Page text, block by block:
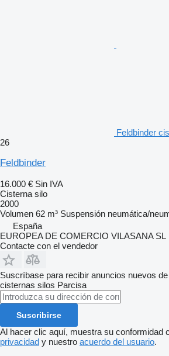
Feldbinder
26
Feldbinder
16.000 € Sin IVA
Cisterna silo
2000
Volumen 62 m³ Suspensión neumática/
España
EUROPEA DE COMERCIO VILASANA SL
Contacte con el vendedor
Suscríbase para recibir anuncios nuevos
cisternas silos Parcisa
Suscribirse
Al hacer clic aquí, muestra su conformidad
privacidad y nuestro acuerdo del usuario.